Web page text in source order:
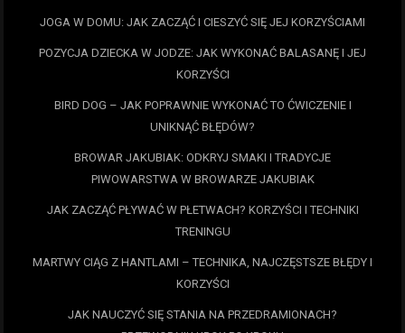
JOGA W DOMU: JAK ZACZĄĆ I CIESZYĆ SIĘ JEJ KORZYŚCIAMI
POZYCJA DZIECKA W JODZE: JAK WYKONAĆ BALASANĘ I JEJ
KORZYŚCI
BIRD DOG – JAK POPRAWNIE WYKONAĆ TO ĆWICZENIE I
UNIKNĄĆ BŁĘDÓW?
BROWAR JAKUBIAK: ODKRYJ SMAKI I TRADYCJE
PIWOWARSTWA W BROWARZE JAKUBIAK
JAK ZACZĄĆ PŁYWAĆ W PŁETWACH? KORZYŚCI I TECHNIKI
TRENINGU
MARTWY CIĄG Z HANTLAMI – TECHNIKA, NAJCZĘSTSZE BŁĘDY I
KORZYŚCI
JAK NAUCZYĆ SIĘ STANIA NA PRZEDRAMIONACH?